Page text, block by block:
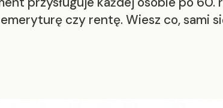
czy rentę. Wiesz co, sami